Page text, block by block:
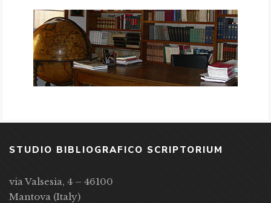
STUDIO BIBLIOGRAFICO SCRIPTORIUM
via Valsesia, 4 – 46100
Mantova (Italy)